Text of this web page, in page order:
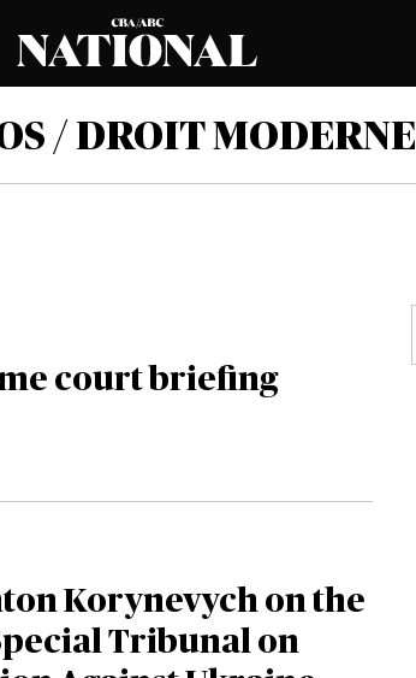
/ DROIT MODERNE
court briefing
Korynevych on the
Tribunal on